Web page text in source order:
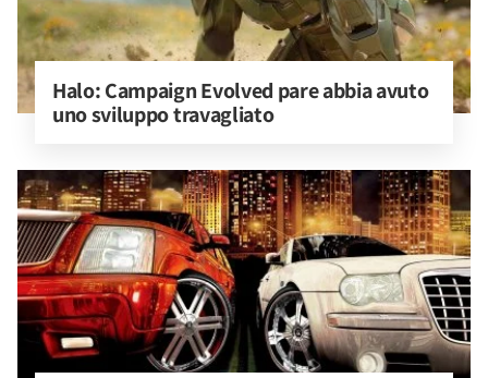
Halo: Campaign Evolved pare abbia avuto
uno sviluppo travagliato